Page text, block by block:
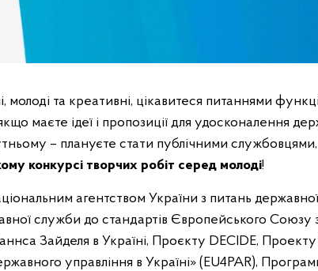
молоді та креативні, цікавитеся питаннями
маєте ідеї і пропозиції для удосконалення
– плануєте стати публічними
конкурсі творчих робіт серед молоді!
агентством України з питань
служби до стандартів Європейського
Зайделя в Україні, Проєкту DECIDE,
управління в Україні» (EU4PAR),